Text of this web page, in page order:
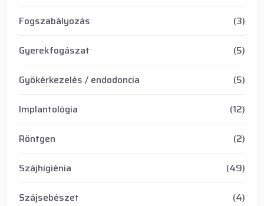
Fogszabályozás
(3)
Gyerekfogászat
(5)
Gyökérkezelés / endodoncia
(5)
Implantológia
(12)
Röntgen
(2)
Szájhigiénia
(49)
Szájsebészet
(4)